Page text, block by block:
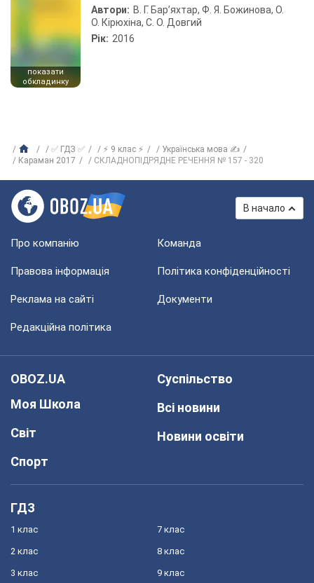
показати
обкладинку
Автори: В. Г. Бар’яхтар, Ф. Я. Божинова, О.
О. Кірюхіна, С. О. Довгий
Рік: 2016
✅ ГДЗ ✅ ⚡ 9 клас ⚡
Українська мова ✍
Караман 2017
СКЛАДНОПІДРЯДНЕ РЕЧЕННЯ № 157 - 320
В начало
Про компанію Команда
Правова інформація Політика конфіденційності
Реклама на сайті Документи
Редакційна політика
OBOZ.UA
Моя Школа
Світ
Спорт
Суспільство
Всі новини
Новини освіти
ГДЗ
1 клас
2 клас
3 клас
7 клас
8 клас
9 клас